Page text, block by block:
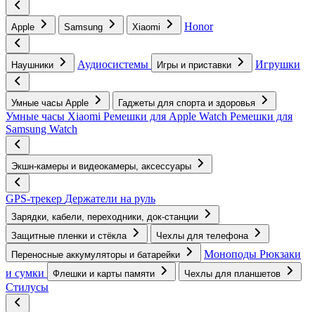
Apple Samsung Xiaomi Honor
Наушники Аудиосистемы Игры и приставки Игрушки
Умные часы Apple Гаджеты для спорта и здоровья
Умные часы Xiaomi Ремешки для Apple Watch Ремешки для
Samsung Watch
Экшн-камеры и видеокамеры, аксессуары
GPS-трекер Держатели на руль
Зарядки, кабели, переходники, док-станции
Защитные пленки и стёкла
Чехлы для телефона
Переносные аккумуляторы и батарейки
Моноподы Рюкзаки
и сумки
Флешки и карты памяти Чехлы для планшетов
Стилусы